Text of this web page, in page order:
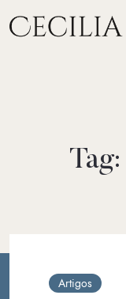
Tag:
Artigos